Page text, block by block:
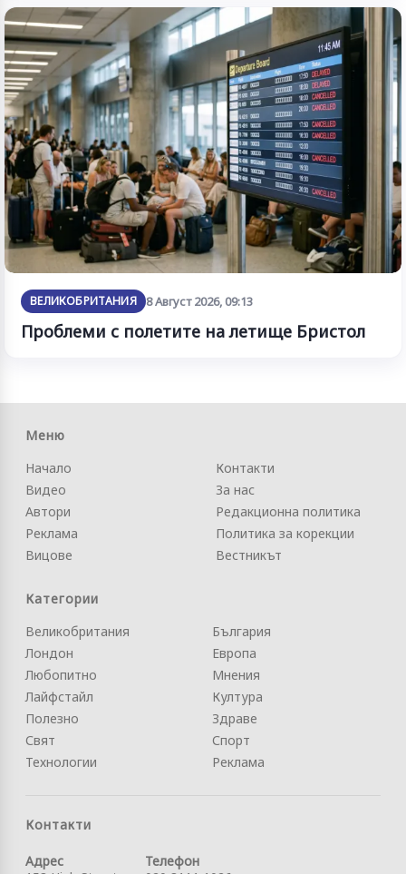
ВЕЛИКОБРИТАНИЯ 8 Август 2026, 09:13
Проблеми с полетите на летище Бристол
Меню
Начало
Видео
Автори
Реклама
Вицове
Контакти
За нас
Редакционна политика
Политика за корекции
Вестникът
Категории
Великобритания
Лондон
Любопитно
Лайфстайл
Полезно
Свят
Технологии
България
Европа
Мнения
Култура
Здраве
Спорт
Реклама
Контакти
Адрес
Телефон